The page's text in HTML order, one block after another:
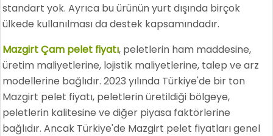
standart yok. Ayrıca bu ürünün yurt dışında birçok
ülkede kullanılması da destek kapsamındadır.
Mazgirt Çam pelet fiyatı, peletlerin ham maddesine,
üretim maliyetlerine, lojistik maliyetlerine, talep ve arz
modellerine bağlıdır. 2023 yılında Türkiye'de bir ton
Mazgirt pelet fiyatı, peletlerin üretildiği bölgeye,
peletlerin kalitesine ve diğer piyasa faktörlerine
bağlıdır. Ancak Türkiye'de Mazgirt pelet fiyatları genel